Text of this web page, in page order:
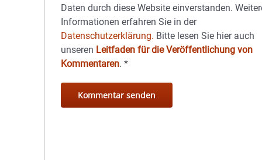
Daten durch diese Website einverstanden.
Informationen erfahren Sie in der
Datenschutzerklärung. Bitte lesen Sie hier auch
unseren Leitfaden für die Veröffentlichung von
Kommentaren.*